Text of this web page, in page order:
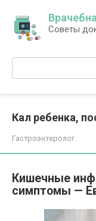
контенту
Советы
Поиск:
Кал ребенка,
Гастроэнтеролог
Кишечные
симптомы —